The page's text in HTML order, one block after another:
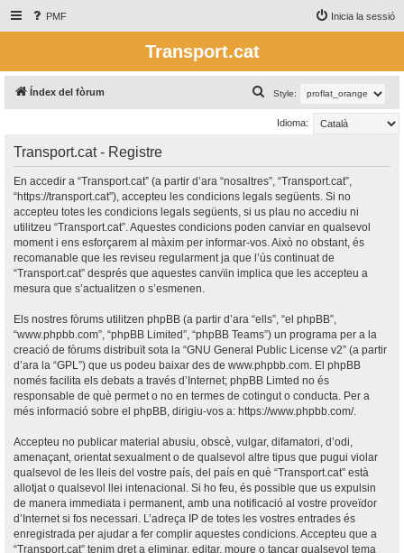
PMF Inicia la sessió
Transport.cat
Índex del fòrum Style:
e
a
Idioma:
Transport.cat - Registre
En accedir a “Transport.cat” (a partir d’ara “nosaltres”, “Transport.cat”,
“https://transport.cat”), accepteu les condicions legals següents. Si no
accepteu totes les condicions legals següents, si us plau no accediu ni
utilitzeu “Transport.cat”. Aquestes condicions poden canviar en qualsevol
moment i ens esforçarem al màxim per informar-vos. Això no obstant, és
recomanable que les reviseu regularment ja que l’ús continuat de
“Transport.cat” després que aquestes canvïin implica que les accepteu a
mesura que s’actualitzen o s’esmenen.
Els nostres fòrums utilitzen phpBB (a partir d’ara “ells”, “el phpBB”,
“www.phpbb.com”, “phpBB Limited”, “phpBB Teams”) un programa per a la
creació de fòrums distribuït sota la “GNU General Public License v2” (a partir
d’ara la “GPL”) que us podeu baixar des de www.phpbb.com . El phpBB
només facilita els debats a través d’Internet; phpBB Limted no és
responsable de què permet o no en termes de cotingut o conducta. Per a
més informació sobre el phpBB, dirigiu-vos a: https://www.phpbb.com/.
Accepteu no publicar material abusiu, obscè, vulgar, difamatori, d’odi,
amenaçant, orientat sexualment o de qualsevol altre tipus que pugui violar
qualsevol de les lleis del vostre país, del país en què “Transport.cat” està
allotjat o qualsevol llei intenacional. Si ho feu, és possible que us expulsin
de manera immediata i permanent, amb una notificació al vostre proveïdor
d’Internet si fos necessari. L’adreça IP de totes les vostres entrades és
enregistrada per ajudar a fer complir aquestes condicions. Accepteu que a
“Transport.cat” tenim dret a eliminar, editar, moure o tancar qualsevol tema